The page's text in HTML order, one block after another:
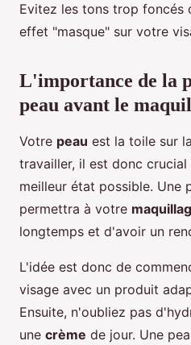
Evitez les tons trop foncés
effet "masque" sur votre
L'importance de la
peau avant le
Votre peau est la toile sur
travailler, il est donc
meilleur état possible. Une
permettra à votre
longtemps et d'avoir un
L'idée est donc de
visage avec un produit
Ensuite, n'oubliez pas
une crème de jour. Une